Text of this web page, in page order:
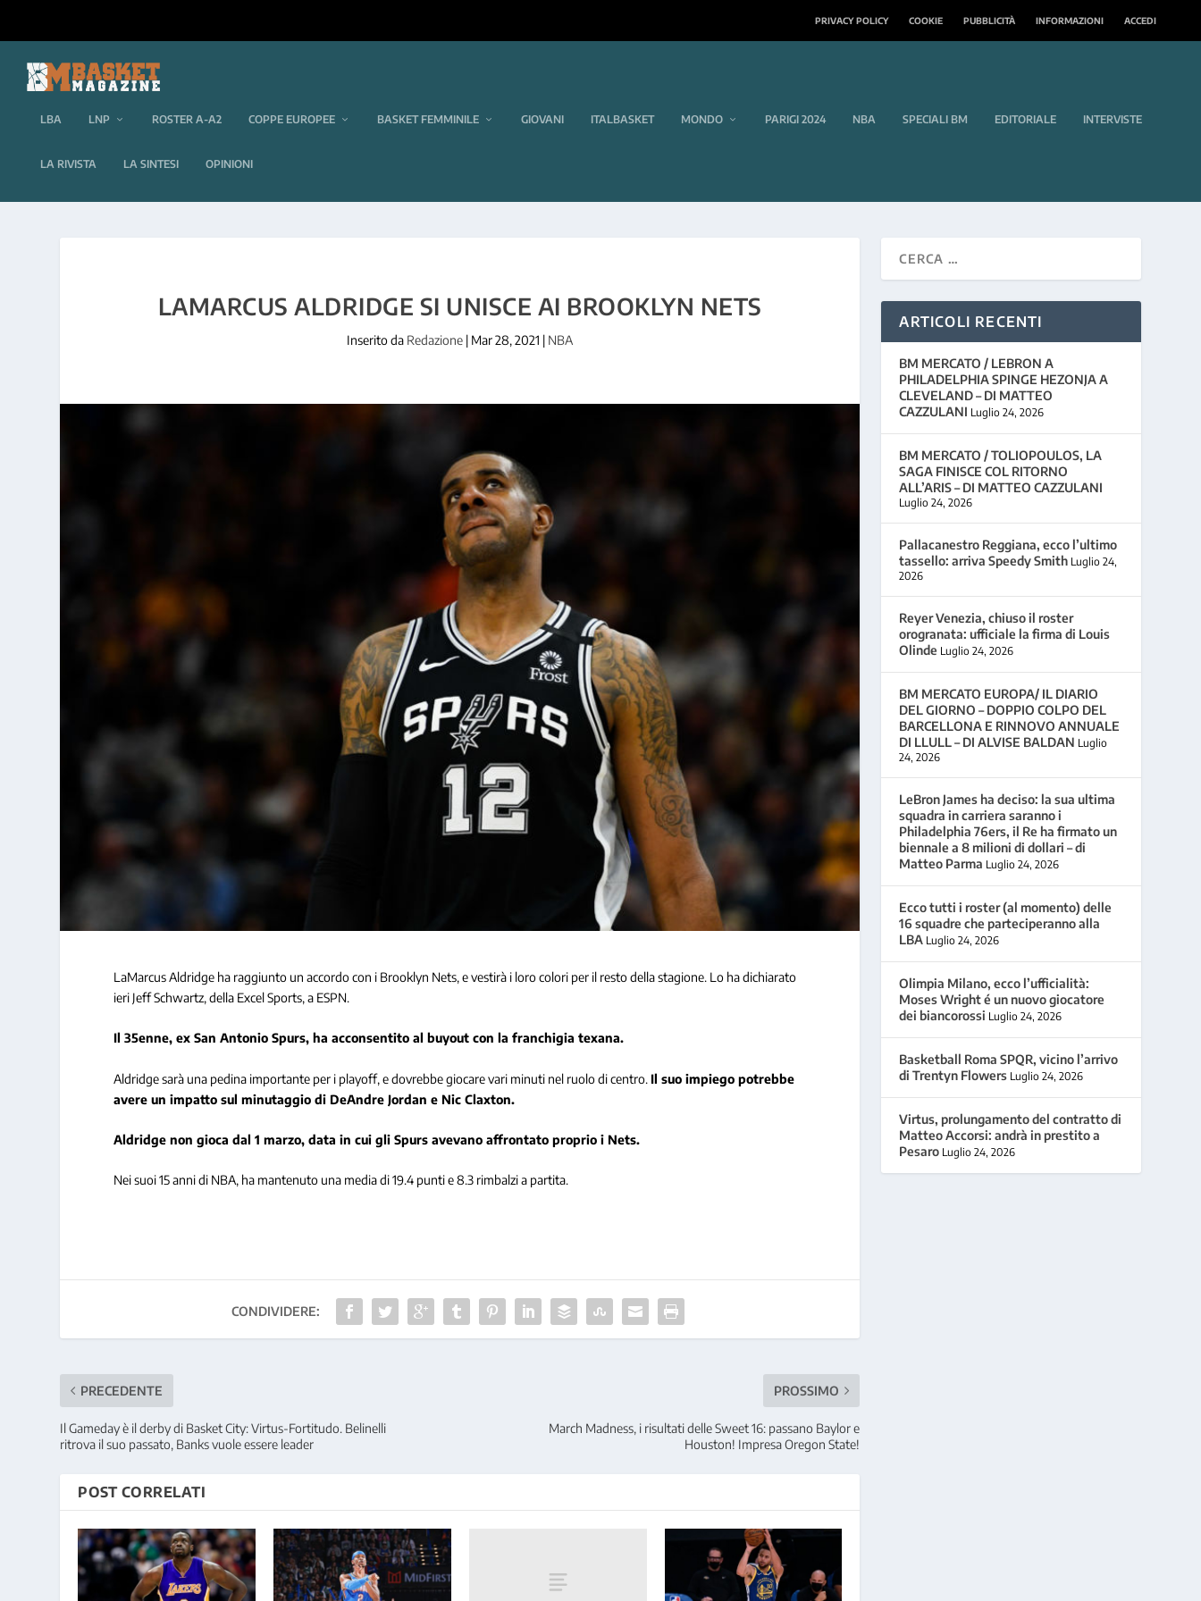
PRIVACY POLICY COOKIE PUBBLICITÀ INFORMAZIONI ACCEDI
LBA LNP ROSTER A-A2 COPPE EUROPEE BASKET FEMMINILE GIOVANI ITALBASKET MONDO PARIGI 2024 NBA SPECIALI BM EDITORIALE INTERVISTE
LA RIVISTA LA SINTESI OPINIONI
LAMARCUS ALDRIDGE SI UNISCE AI BROOKLYN NETS
Inserito da Redazione | Mar 28, 2021 | NBA
LaMarcus Aldridge ha raggiunto un accordo con i Brooklyn Nets, e vestirà i loro colori per il resto della stagione. Lo ha dichiarato
ieri Jeff Schwartz, della Excel Sports, a ESPN.
Il 35enne, ex San Antonio Spurs, ha acconsentito al buyout con la franchigia texana.
Aldridge sarà una pedina importante per i playoff, e dovrebbe giocare vari minuti nel ruolo di centro. Il suo impiego potrebbe
avere un impatto sul minutaggio di DeAndre Jordan e Nic Claxton.
Aldridge non gioca dal 1 marzo, data in cui gli Spurs avevano affrontato proprio i Nets.
Nei suoi 15 anni di NBA, ha mantenuto una media di 19.4 punti e 8.3 rimbalzi a partita.
CONDIVIDERE:
PRECEDENTE
Il Gameday è il derby di Basket City: Virtus-Fortitudo. Belinelli
ritrova il suo passato, Banks vuole essere leader
PROSSIMO
March Madness, i risultati delle Sweet 16: passano Baylor e
Houston! Impresa Oregon State!
POST CORRELATI
ARTICOLI RECENTI
BM MERCATO / LEBRON A
PHILADELPHIA SPINGE HEZONJA A
CLEVELAND – DI MATTEO
CAZZULANI Luglio 24, 2026
BM MERCATO / TOLIOPOULOS, LA
SAGA FINISCE COL RITORNO
ALL’ARIS – DI MATTEO CAZZULANI
Luglio 24, 2026
Pallacanestro Reggiana, ecco l’ultimo
tassello: arriva Speedy Smith Luglio 24,
2026
Reyer Venezia, chiuso il roster
orogranata: ufficiale la firma di Louis
Olinde Luglio 24, 2026
BM MERCATO EUROPA/ IL DIARIO
DEL GIORNO – DOPPIO COLPO DEL
BARCELLONA E RINNOVO ANNUALE
DI LLULL – DI ALVISE BALDAN Luglio
24, 2026
LeBron James ha deciso: la sua ultima
squadra in carriera saranno i
Philadelphia 76ers, il Re ha firmato un
biennale a 8 milioni di dollari – di
Matteo Parma Luglio 24, 2026
Ecco tutti i roster (al momento) delle
16 squadre che parteciperanno alla
LBA Luglio 24, 2026
Olimpia Milano, ecco l’ufficialità:
Moses Wright é un nuovo giocatore
dei biancorossi Luglio 24, 2026
Basketball Roma SPQR, vicino l’arrivo
di Trentyn Flowers Luglio 24, 2026
Virtus, prolungamento del contratto di
Matteo Accorsi: andrà in prestito a
Pesaro Luglio 24, 2026